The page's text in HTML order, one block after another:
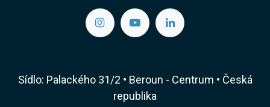
Sídlo: Palackého 31/2 • Beroun - Centrum • Česká
republika